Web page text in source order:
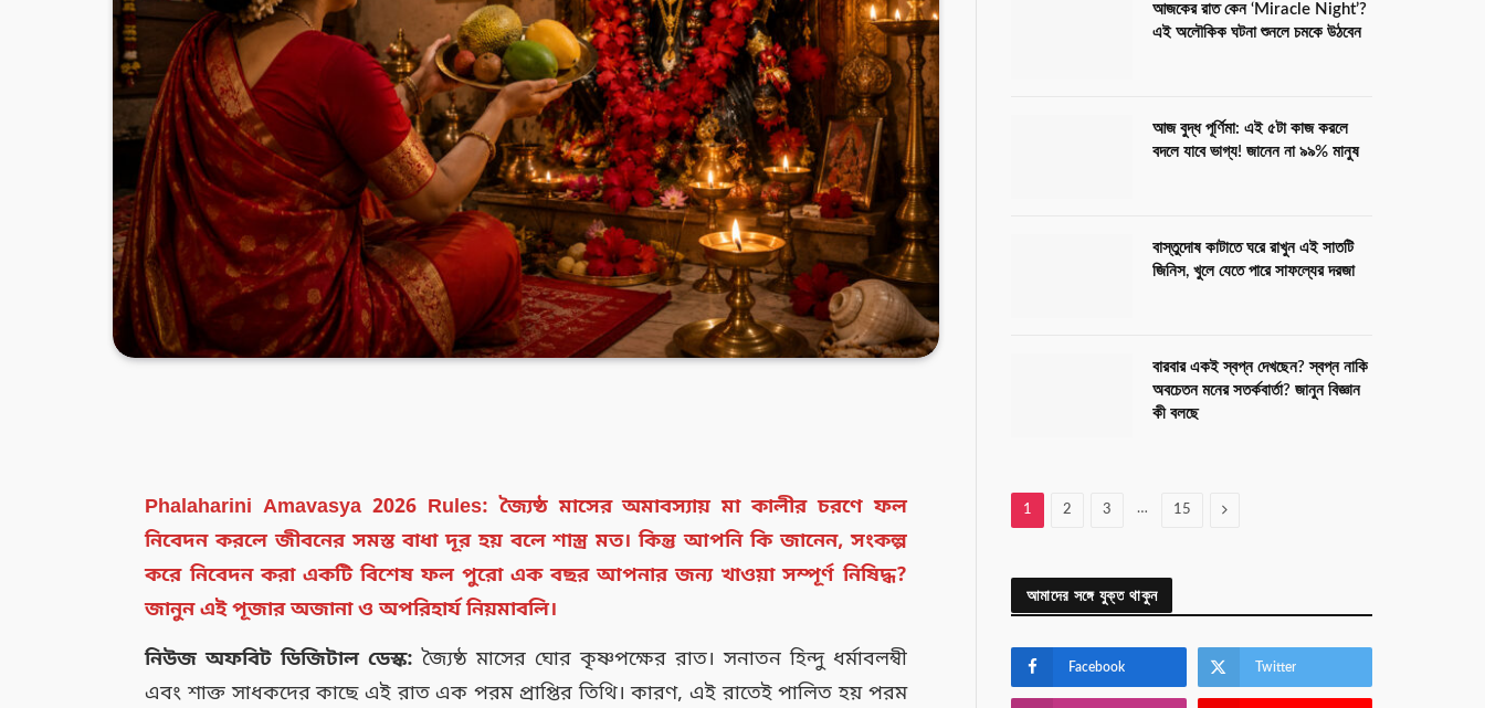
Phalaharini Amavasya 2026 Rules: জ্যৈষ্ঠ মাসের অমাবস্যায় মা কালীর চরণে ফল
নিবেদন করলে জীবনের সমস্ত বাধা দূর হয় বলে শাস্ত্র মত। কিন্তু আপনি কি জানেন, সংকল্প
করে নিবেদন করা একটি বিশেষ ফল পুরো এক বছর আপনার জন্য খাওয়া সম্পূর্ণ নিষিদ্ধ?
জানুন এই পূজার অজানা ও অপরিহার্য নিয়মাবলি।
নিউজ অফবিট ডিজিটাল ডেস্ক: জ্যৈষ্ঠ মাসের ঘোর কৃষ্ণপক্ষের রাত। সনাতন হিন্দু ধর্মাবলম্বী
এবং শাক্ত সাধকদের কাছে এই রাত এক পরম প্রাপ্তির তিথি। কারণ, এই রাতেই পালিত হয় পরম
আজকের রাত কেন ‘Miracle Night’?
এই অলৌকিক ঘটনা শুনলে চমকে উঠবেন
আজ বুদ্ধ পূর্ণিমা: এই ৫টা কাজ করলে
বদলে যাবে ভাগ্য! জানেন না ৯৯% মানুষ
বাস্তুদোষ কাটাতে ঘরে রাখুন এই সাতটি
জিনিস, খুলে যেতে পারে সাফল্যের দরজা
বারবার একই স্বপ্ন দেখছেন? স্বপ্ন নাকি
অবচেতন মনের সতর্কবার্তা? জানুন বিজ্ঞান
কী বলছে
1 2 3 … 15 Next
আমাদের সঙ্গে যুক্ত থাকুন
Facebook Twitter